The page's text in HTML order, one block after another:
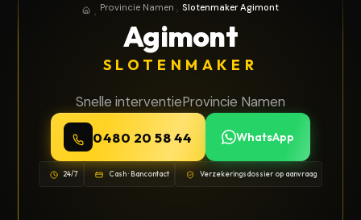
HomeProvincie Namen
Provincie Namen Slotenmaker Agimont
Agimont
SLOTENMAKER
Snelle interventieProvincie Namen
0480 20 58 44 WhatsApp
24/7 Cash · Bancontact Verzekeringsdossier op aanvraag